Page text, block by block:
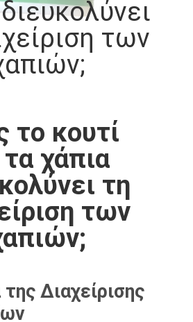
των
το κουτί
χάπια
τη
των
Διαχείρισης